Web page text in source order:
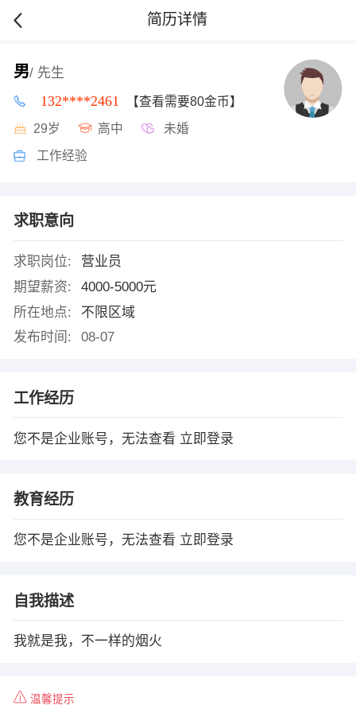
简历详情
男/ 先生
132****2461 【查看需要80金币】
29岁 高中 未婚
工作经验
求职意向
求职岗位:
营业员
期望薪资:
4000-5000元
所在地点:
不限区域
发布时间:
08-07
工作经历
您不是企业账号，无法查看 立即登录
教育经历
您不是企业账号，无法查看 立即登录
自我描述
我就是我，不一样的烟火
温馨提示